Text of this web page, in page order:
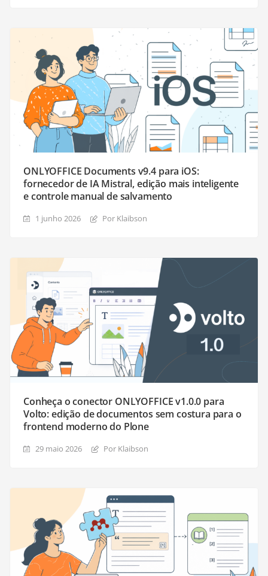
ONLYOFFICE Documents v9.4 para iOS:
fornecedor de IA Mistral, edição mais inteligente
e controle manual de salvamento
1 junho 2026 Por Klaibson
Conheça o conector ONLYOFFICE v1.0.0 para
Volto: edição de documentos sem costura para o
frontend moderno do Plone
29 maio 2026 Por Klaibson